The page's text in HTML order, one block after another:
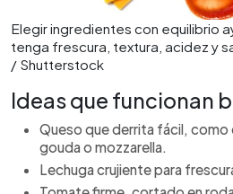
Elegir ingredientes con equilibrio
tenga frescura, textura, acidez y
/ Shutterstock
Ideas que funcionan
Queso que derrita fácil, como
gouda o mozzarella.
Lechuga crujiente para